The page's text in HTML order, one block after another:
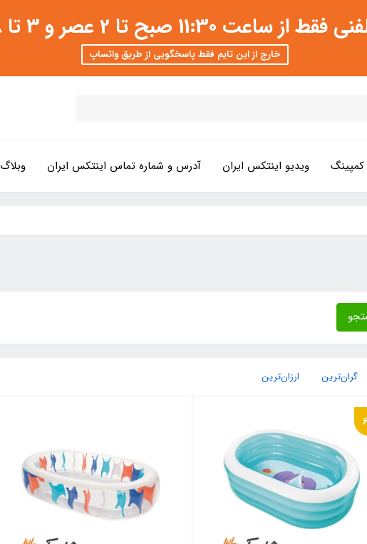
2 عصر و 3 تا 8 شب امکان پذیر است
خارج از این تایم فقط پاسخگویی از طریق واتساپ
ویدیو اینتکس ایران آدرس و شماره تماس اینتکس ایران وبلاگ
گران‌ترین ارزان‌ترین